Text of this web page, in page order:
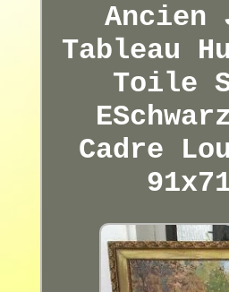
Ancien
Tableau
Toile
Cadre